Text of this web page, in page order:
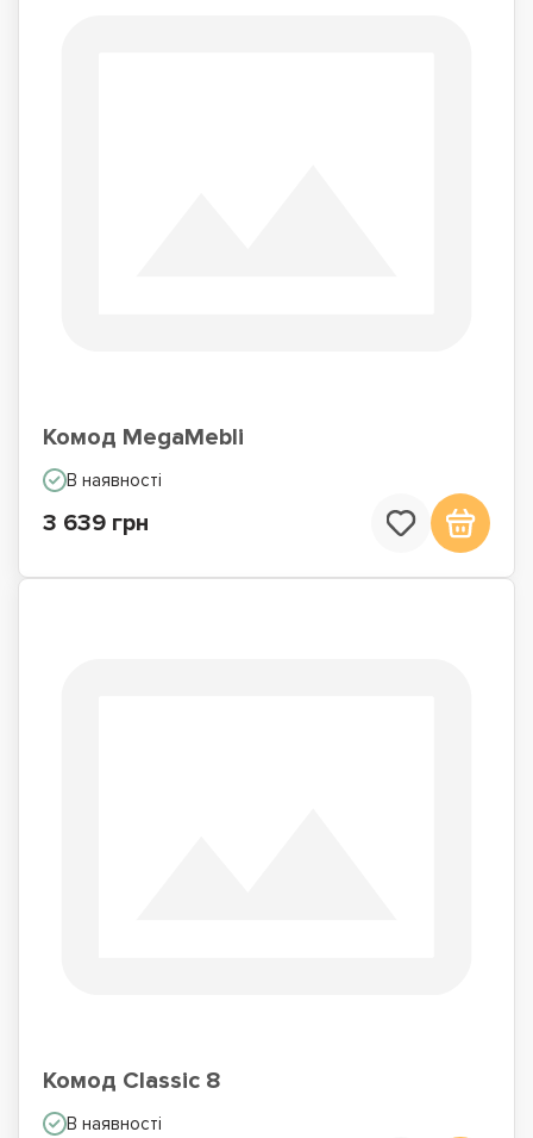
Комод MegaMebli
В наявності
3 639 грн
Комод Classic 8
В наявності